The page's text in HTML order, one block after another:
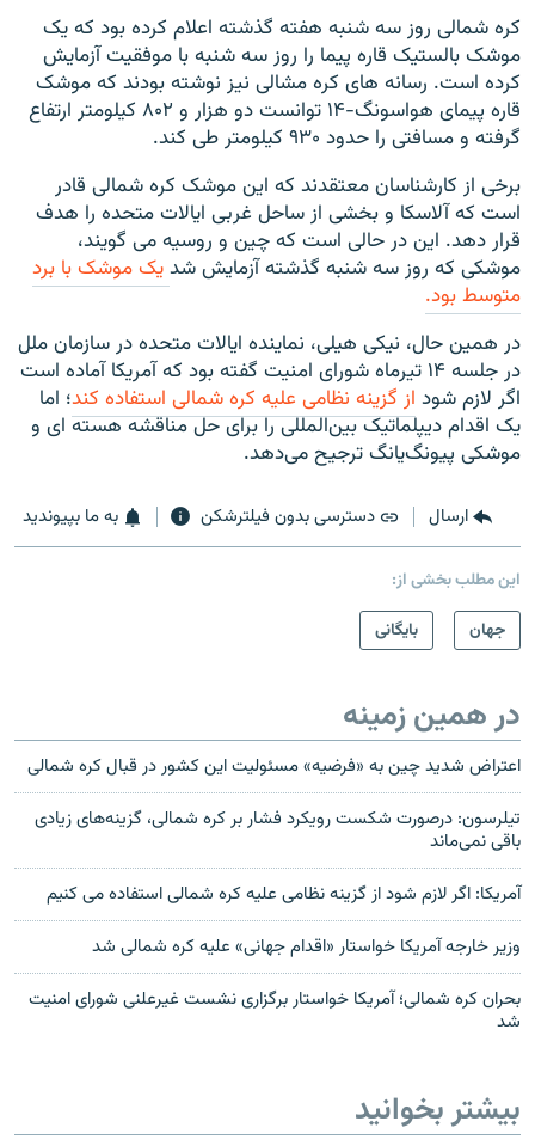
کره شمالی روز سه شنبه هفته گذشته اعلام کرده بود که یک
موشک بالستیک قاره پیما را روز سه شنبه با موفقیت آزمایش
کرده است. رسانه های کره مشالی نیز نوشته بودند که موشک
قاره پیمای هواسونگ-۱۴ توانست دو هزار و ۸۰۲ کیلومتر ارتفاع
گرفته و مسافتی را حدود ۹۳۰ کیلومتر طی کند.
برخی از کارشناسان معتقدند که این موشک کره شمالی قادر
است که آلاسکا و بخشی از ساحل غربی ایالات متحده را هدف
قرار دهد. این در حالی است که چین و روسیه می گویند،
موشکی که روز سه شنبه گذشته آزمایش شدیک موشک با برد
متوسط بود.
در همین حال، نیکی هیلی، نماینده ایالات متحده در سازمان ملل
در جلسه ۱۴ تیرماه شورای امنیت گفته بود که آمریکا آماده است
اگر لازم شود از گزینه نظامی علیه کره شمالی استفاده کند؛ اما
یک اقدام دیپلماتیک بین‌المللی را برای حل مناقشه هسته ای و
موشکی پیونگ‌یانگ ترجیح می‌دهد.
ارسال دسترسی بدون فیلترشکن به ما بپیوندید
این مطلب بخشی از:
جهان
بایگانی
در همین زمینه
اعتراض شدید چین به «فرضیه» مسئولیت این کشور در قبال کره شمالی
تیلرسون: درصورت شکست رویکرد فشار بر کره شمالی، گزینه‌های زیادی
باقی نمی‌ماند
آمریکا: اگر لازم شود از گزینه نظامی علیه کره شمالی استفاده می کنیم
وزیر خارجه آمریکا خواستار «اقدام جهانی» علیه کره شمالی شد
بحران کره شمالی؛ آمریکا خواستار برگزاری نشست غیرعلنی شورای امنیت
شد
بیشتر بخوانید